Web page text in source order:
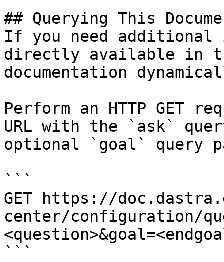
## Querying This
If you need
directly available in
documentation
Perform an HTTP GET
URL with the `ask`
optional `goal` query
```
GET https://
center/configuration/
```